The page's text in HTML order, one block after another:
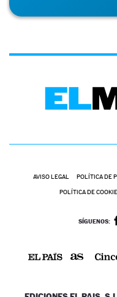
AVISO LEGAL POLÍTICA DE
POLÍTICA DE
SÍGUENOS: